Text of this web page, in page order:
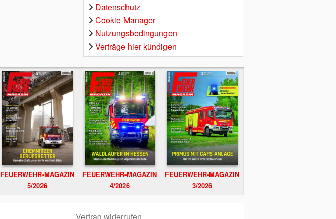
Datenschutz
Cookie-Manager
Nutzungsbedingungen
Verträge hier kündigen
FEUERWEHR-MAGAZIN
5/2026
FEUERWEHR-MAGAZIN
4/2026
FEUERWEHR-MAGAZIN
3/2026